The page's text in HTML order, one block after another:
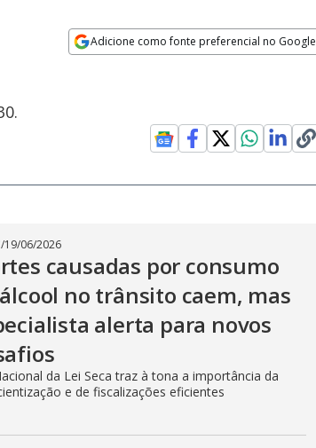
Adicione como fonte preferencial no Google
/19/06/2026
causadas por consumo
no trânsito caem, mas
alerta para novos
da Lei Seca traz à tona a importância da
e de fiscalizações eficientes